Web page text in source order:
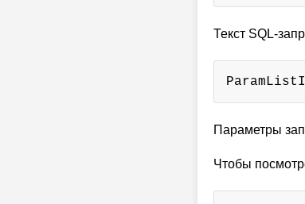
Текст SQL-
Параметры
Чтобы